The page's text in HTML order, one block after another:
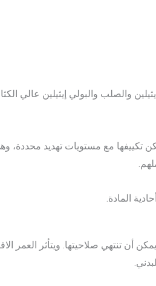
والصلب والبولي إيثيلين عالي
تكييفها مع مستويات تهديد محددة،
المادة.
أن تنتهي صلاحيتها. ويتأثر العمر